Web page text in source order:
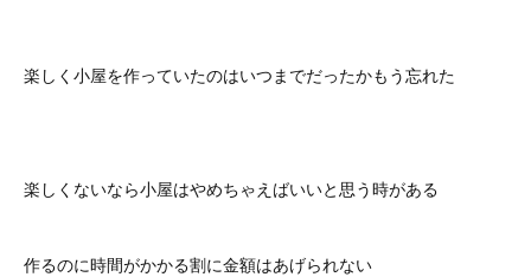
楽しく小屋を作っていたのはいつまでだったかもう忘れた
楽しくないなら小屋はやめちゃえばいいと思う時がある
作るのに時間がかかる割に金額はあげられない